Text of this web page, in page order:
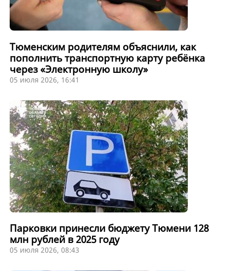
Тюменским родителям объяснили, как
пополнить транспортную карту ребёнка
через «Электронную школу»
05 июля 2026, 16:41
Парковки принесли бюджету Тюмени 128
млн рублей в 2025 году
05 июля 2026, 08:43